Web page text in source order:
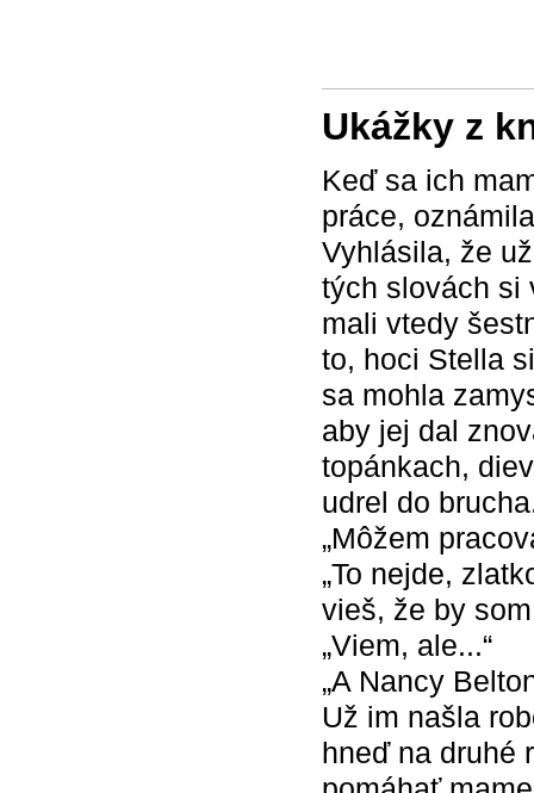
Ukážky z
Keď sa ich
práce,
Vyhlásila, že
tých slovách si
mali vtedy
to, hoci Stella
sa mohla
aby jej dal
topánkach,
udrel do
„Môžem
„To nejde,
vieš, že by
„Viem, ale...“
„A Nancy
Už im našla
hneď na druhé